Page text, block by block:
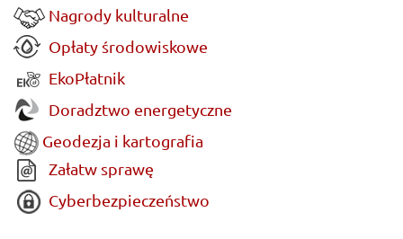
Nagrody kulturalne
Opłaty środowiskowe
EkoPłatnik
Doradztwo energetyczne
Geodezja i kartografia
Załatw sprawę
Cyberbezpieczeństwo